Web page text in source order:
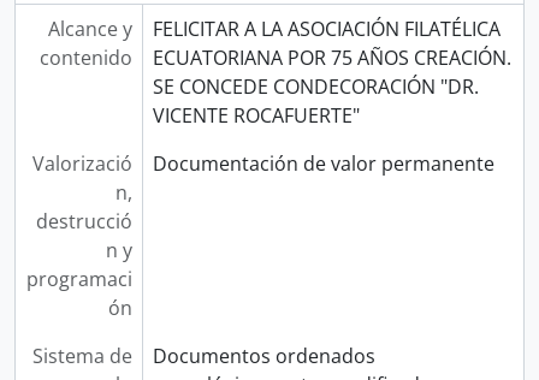
Alcance y
contenido
FELICITAR A LA ASOCIACIÓN FILATÉLICA
ECUATORIANA POR 75 AÑOS CREACIÓN.
SE CONCEDE CONDECORACIÓN "DR.
VICENTE ROCAFUERTE"
Valorizació
n,
destrucció
n y
programaci
ón
Documentación de valor permanente
Sistema de
Documentos ordenados